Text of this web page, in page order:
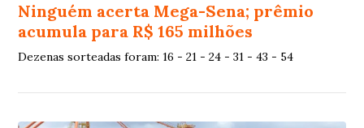
Ninguém acerta Mega-Sena; prêmio
acumula para R$ 165 milhões
Dezenas sorteadas foram: 16 - 21 - 24 - 31 - 43 - 54